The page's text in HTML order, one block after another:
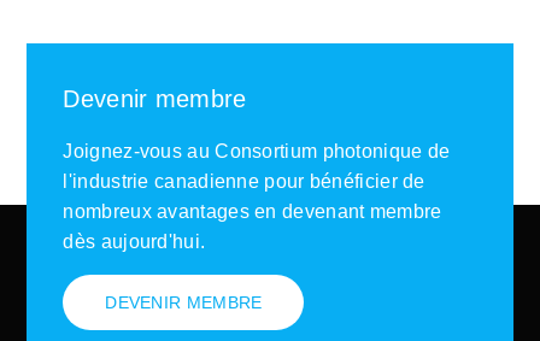
Devenir membre
Joignez-vous au Consortium photonique de
l'industrie canadienne pour bénéficier de
nombreux avantages en devenant membre
dès aujourd'hui.
DEVENIR MEMBRE